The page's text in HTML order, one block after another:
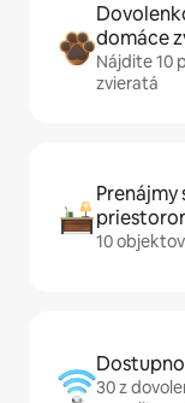
domáce
Nájdite 10
zvieratá
Prenájmy
10
30 z